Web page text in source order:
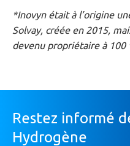
*Inovyn était à l’origine
Solvay, créée en 2015,
devenu propriétaire à 100
Restez informé
Hydrogène